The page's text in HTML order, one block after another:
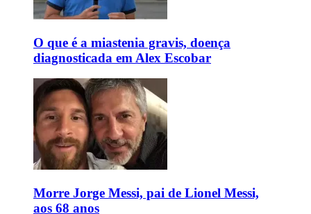
O que é a miastenia gravis, doença
diagnosticada em Alex Escobar
Morre Jorge Messi, pai de Lionel Messi,
aos 68 anos